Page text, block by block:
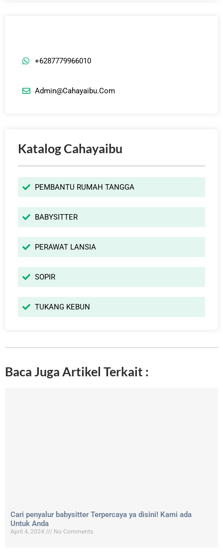
+6287779966010
Admin@cahayaibu.com
Katalog Cahayaibu
PEMBANTU RUMAH TANGGA
BABYSITTER
PERAWAT LANSIA
SOPIR
TUKANG KEBUN
Baca Juga Artikel Terkait :
Cari penyalur babysitter Terpercaya ya disini! Kami ada
Untuk Anda
April 4, 2024
No Comments